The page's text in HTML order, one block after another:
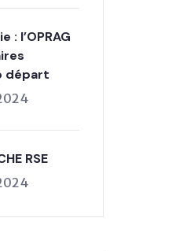
: l’OPRAG
départ
RSE